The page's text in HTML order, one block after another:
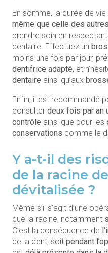
En somme, la durée de
même que celle des
prendre soin en
dentaire. Effectuez un
moins une fois par jour,
dentifrice adapté, et
dentaire ainsi qu’aux
Enfin, il est recommandé
consulter deux fois par an
contrôle ainsi que pour les
conservations comme le
Y a-t-il des
de la racine
dévitalisée ?
Même s’il s’agit d’une
que la racine, notamment
C’est la conséquence de
de la dent, soit pendant